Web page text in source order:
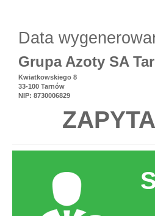
Data
Grupa Azoty SA
Kwiatkowskiego 8
33-100 Tarnów
NIP: 8730006829